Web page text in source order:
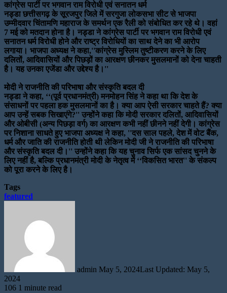
कांग्रेस पार्टी पर भगवान राम विरोधी एवं सनातन धर्म
नड्डा छत्तीसगढ़ के सूरजपुर जिले में सरगुजा लोकसभा सीट से भाजपा
उम्मीदवार चिंतामणि महाराज के समर्थन एक रैली को संबोधित कर रहे थे। वहां
7 मई को मतदान होना है। नड्डा ने कांग्रेस पार्टी पर भगवान राम विरोधी एवं
सनातन धर्म विरोधी होने और राष्ट्र विरोधियों का साथ देने का भी आरोप
लगाया। भाजपा अध्यक्ष ने कहा,''कांग्रेस मुस्लिम तुष्टीकरण करने के लिए
दलितों, आदिवासियों और पिछड़ों का आरक्षण छीनकर मुसलमानों को देना चाहती
है। यह उनका एजेंडा और उद्देश्य है।''
मोदी ने राजनीति की परिभाषा और संस्कृति बदल दी
नड्डा ने कहा, ‘‘(पूर्व प्रधानमंत्री) मनमोहन सिंह ने कहा था कि देश के
संसाधनों पर पहला हक मुसलमानों का है। क्या आप ऐसी सरकार चाहते हैं? क्या
आप उन्हें सबक सिखाएंगे?'' उन्होंने कहा कि मोदी सरकार दलितों, आदिवासियों
और ओबीसी (अन्य पिछड़ा वर्ग) का आरक्षण कभी नहीं छीनने नहीं देगी। कांग्रेस
पर निशाना साधते हुए भाजपा अध्यक्ष ने कहा, ''दस साल पहले, देश में वोट बैंक,
धर्म और जाति की राजनीति होती थी लेकिन मोदी जी ने राजनीति की परिभाषा
और संस्कृति बदल दी।'' उन्होंने कहा कि यह चुनाव सिर्फ एक सांसद चुनने के
लिए नहीं है, बल्कि प्रधानमंत्री मोदी के नेतृत्व में ‘‘विकसित भारत'' के संकल्प
को पूरा करने के लिए है।
Tags
featured
admin May 5, 2024Last Updated: May 5,
2024
106 1 minute read